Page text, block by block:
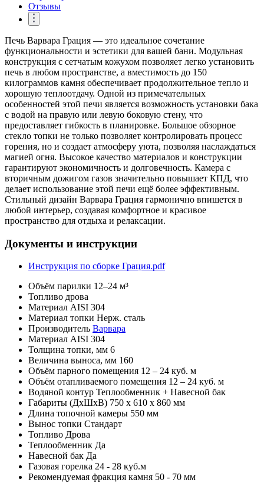
Отзывы
Печь Варвара Грация — это идеальное сочетание
функциональности и эстетики для вашей бани. Модульная
конструкция с сетчатым кожухом позволяет легко установить
печь в любом пространстве, а вместимость до 150
килограммов камня обеспечивает продолжительное тепло и
хорошую теплоотдачу. Одной из примечательных
особенностей этой печи является возможность установки бака
с водой на правую или левую боковую стену, что
предоставляет гибкость в планировке. Большое обзорное
стекло топки не только позволяет контролировать процесс
горения, но и создает атмосферу уюта, позволяя наслаждаться
магией огня. Высокое качество материалов и конструкции
гарантируют экономичность и долговечность. Камера с
вторичным дожигом газов значительно повышает КПД, что
делает использование этой печи ещё более эффективным.
Стильный дизайн Варвара Грация гармонично впишется в
любой интерьер, создавая комфортное и красивое
пространство для отдыха и релаксации.
Документы и инструкции
Инструкция по сборке Грация.pdf
Объём парилки 12–24 м³
Топливо дрова
Материал AISI 304
Материал топки Нерж. сталь
Производитель Варвара
Материал AISI 304
Толщина топки, мм 6
Величина выноса, мм 160
Объём парного помещения 12 – 24 куб. м
Объём отапливаемого помещения 12 – 24 куб. м
Водяной контур Теплообменник + Навесной бак
Габариты (ДхШхВ) 750 х 610 х 860 мм
Длина топочной камеры 550 мм
Вынос топки Стандарт
Топливо Дрова
Теплообменник Да
Навесной бак Да
Газовая горелка 24 - 28 куб.м
Рекомендуемая фракция камня 50 - 70 мм